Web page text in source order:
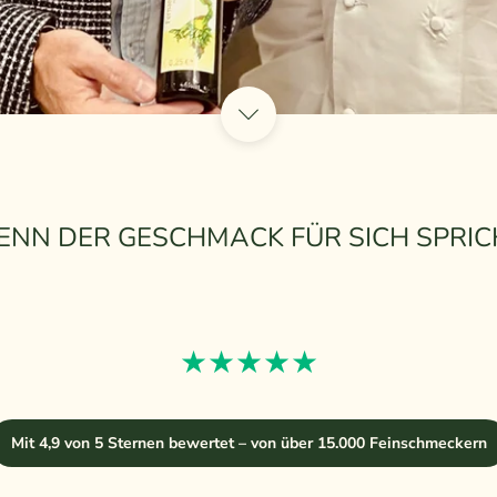
DER GESCHMACK FÜR SICH
★★★★★
Mit 4,9 von 5 Sternen bewertet – von über 15.000 Feinschmeckern